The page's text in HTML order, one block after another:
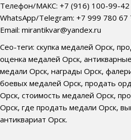
Телефон/МАКС: +7 (916) 100-99-42
WhatsApp/Telegram: +7 999 780 67
Email: mirantikvar@yandex.ru
Сео-теги: скупка медалей Орск,
оценка медалей Орск,
медали Орск, награды Орск,
боевых медалей Орск, продать
Орск, стоимость медалей Орск,
Орск, где продать медали Орск,
антиквариат Орск.